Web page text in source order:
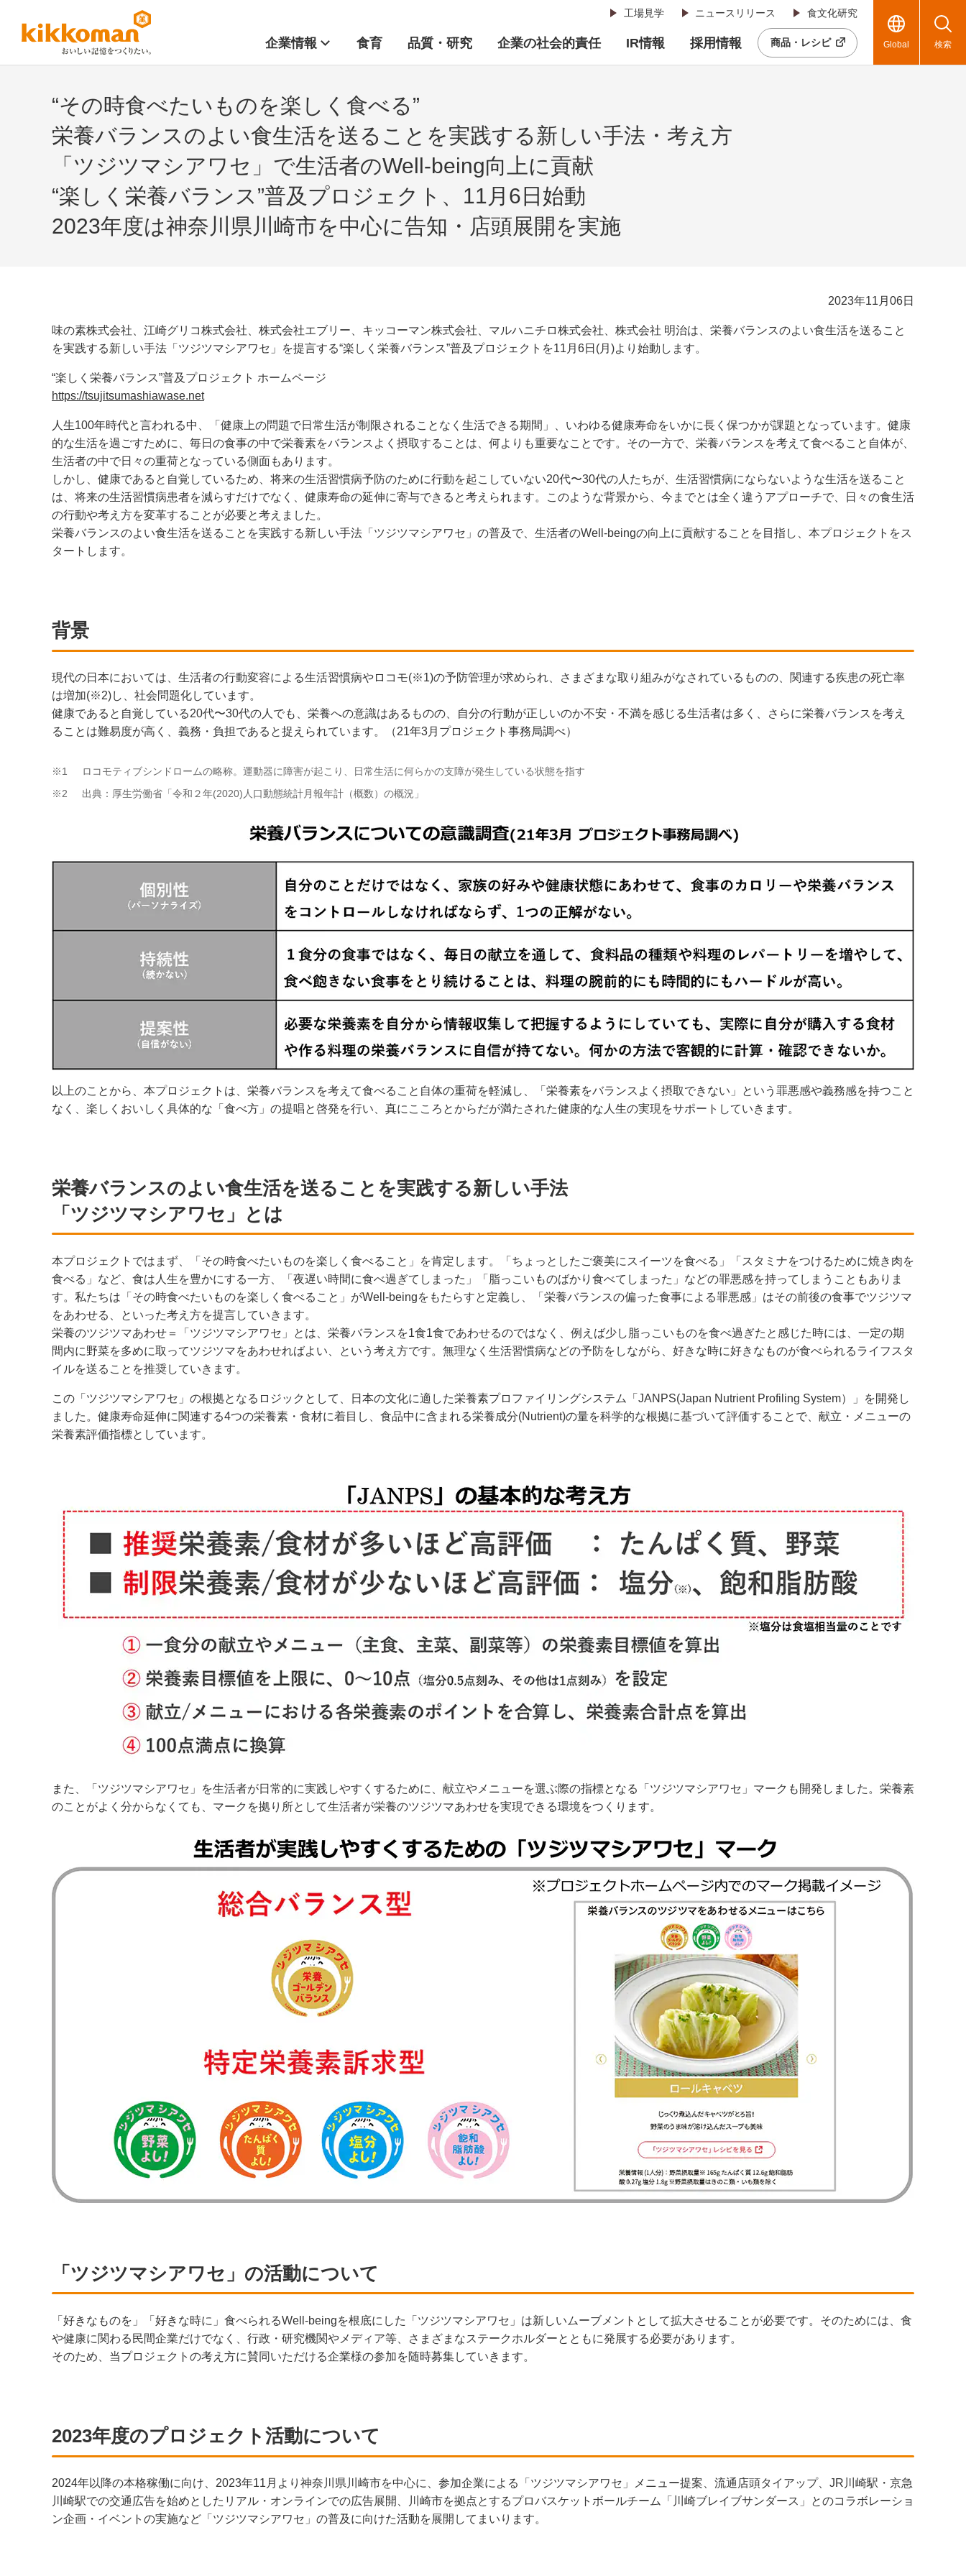
工場見学 ニュースリリース 食文化研究
企業情報 食育 品質・研究 企業の社会的責任 IR情報 採用情報 商品・レシピ Global 検索
“その時食べたいものを楽しく食べる”
栄養バランスのよい食生活を送ることを実践する新しい手法・考え方
「ツジツマシアワセ」で生活者のWell-being向上に貢献
“楽しく栄養バランス”普及プロジェクト、11月6日始動
2023年度は神奈川県川崎市を中心に告知・店頭展開を実施
2023年11月06日
味の素株式会社、江崎グリコ株式会社、株式会社エブリー、キッコーマン株式会社、マルハニチロ株式会社、株式会社 明治は、栄養バランスのよい食生活を送ること
を実践する新しい手法「ツジツマシアワセ」を提言する“楽しく栄養バランス”普及プロジェクトを11月6日(月)より始動します。
“楽しく栄養バランス”普及プロジェクト ホームページ
https://tsujitsumashiawase.net
人生100年時代と言われる中、「健康上の問題で日常生活が制限されることなく生活できる期間」、いわゆる健康寿命をいかに長く保つかが課題となっています。健康
的な生活を過ごすために、毎日の食事の中で栄養素をバランスよく摂取することは、何よりも重要なことです。その一方で、栄養バランスを考えて食べること自体が、
生活者の中で日々の重荷となっている側面もあります。
しかし、健康であると自覚しているため、将来の生活習慣病予防のために行動を起こしていない20代〜30代の人たちが、生活習慣病にならないような生活を送ること
は、将来の生活習慣病患者を減らすだけでなく、健康寿命の延伸に寄与できると考えられます。このような背景から、今までとは全く違うアプローチで、日々の食生活
の行動や考え方を変革することが必要と考えました。
栄養バランスのよい食生活を送ることを実践する新しい手法「ツジツマシアワセ」の普及で、生活者のWell-beingの向上に貢献することを目指し、本プロジェクトをス
タートします。
背景
現代の日本においては、生活者の行動変容による生活習慣病やロコモ(※1)の予防管理が求められ、さまざまな取り組みがなされているものの、関連する疾患の死亡率
は増加(※2)し、社会問題化しています。
健康であると自覚している20代〜30代の人でも、栄養への意識はあるものの、自分の行動が正しいのか不安・不満を感じる生活者は多く、さらに栄養バランスを考え
ることは難易度が高く、義務・負担であると捉えられています。（21年3月プロジェクト事務局調べ）
※1
ロコモティブシンドロームの略称。運動器に障害が起こり、日常生活に何らかの支障が発生している状態を指す
※2
出典：厚生労働省「令和２年(2020)人口動態統計月報年計（概数）の概況」
以上のことから、本プロジェクトは、栄養バランスを考えて食べること自体の重荷を軽減し、「栄養素をバランスよく摂取できない」という罪悪感や義務感を持つこと
なく、楽しくおいしく具体的な「食べ方」の提唱と啓発を行い、真にこころとからだが満たされた健康的な人生の実現をサポートしていきます。
栄養バランスのよい食生活を送ることを実践する新しい手法
「ツジツマシアワセ」とは
本プロジェクトではまず、「その時食べたいものを楽しく食べること」を肯定します。「ちょっとしたご褒美にスイーツを食べる」「スタミナをつけるために焼き肉を
食べる」など、食は人生を豊かにする一方、「夜遅い時間に食べ過ぎてしまった」「脂っこいものばかり食べてしまった」などの罪悪感を持ってしまうこともありま
す。私たちは「その時食べたいものを楽しく食べること」がWell-beingをもたらすと定義し、「栄養バランスの偏った食事による罪悪感」はその前後の食事でツジツマ
をあわせる、といった考え方を提言していきます。
栄養のツジツマあわせ＝「ツジツマシアワセ」とは、栄養バランスを1食1食であわせるのではなく、例えば少し脂っこいものを食べ過ぎたと感じた時には、一定の期
間内に野菜を多めに取ってツジツマをあわせればよい、という考え方です。無理なく生活習慣病などの予防をしながら、好きな時に好きなものが食べられるライフスタ
イルを送ることを推奨していきます。
この「ツジツマシアワセ」の根拠となるロジックとして、日本の文化に適した栄養素プロファイリングシステム「JANPS(Japan Nutrient Profiling System）」を開発し
ました。健康寿命延伸に関連する4つの栄養素・食材に着目し、食品中に含まれる栄養成分(Nutrient)の量を科学的な根拠に基づいて評価することで、献立・メニューの
栄養素評価指標としています。
また、「ツジツマシアワセ」を生活者が日常的に実践しやすくするために、献立やメニューを選ぶ際の指標となる「ツジツマシアワセ」マークも開発しました。栄養素
のことがよく分からなくても、マークを拠り所として生活者が栄養のツジツマあわせを実現できる環境をつくります。
「ツジツマシアワセ」の活動について
「好きなものを」「好きな時に」食べられるWell-beingを根底にした「ツジツマシアワセ」は新しいムーブメントとして拡大させることが必要です。そのためには、食
や健康に関わる民間企業だけでなく、行政・研究機関やメディア等、さまざまなステークホルダーとともに発展する必要があります。
そのため、当プロジェクトの考え方に賛同いただける企業様の参加を随時募集していきます。
2023年度のプロジェクト活動について
2024年以降の本格稼働に向け、2023年11月より神奈川県川崎市を中心に、参加企業による「ツジツマシアワセ」メニュー提案、流通店頭タイアップ、JR川崎駅・京急
川崎駅での交通広告を始めとしたリアル・オンラインでの広告展開、川崎市を拠点とするプロバスケットボールチーム「川崎ブレイブサンダース」とのコラボレーショ
ン企画・イベントの実施など「ツジツマシアワセ」の普及に向けた活動を展開してまいります。